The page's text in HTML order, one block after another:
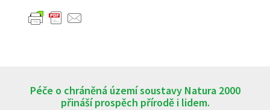
Péče o chráněná území soustavy Natura 2000
přináší prospěch přírodě i lidem.